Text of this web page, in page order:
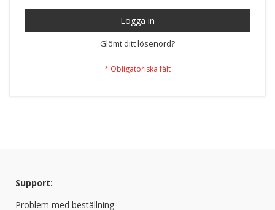
Logga in
Glömt ditt lösenord?
Support:
Problem med beställning